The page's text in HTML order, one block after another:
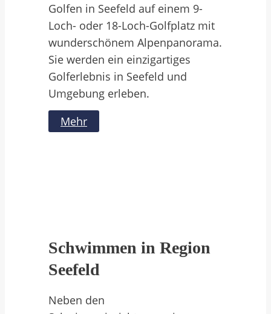
Golfen in Seefeld auf einem 9-
Loch- oder 18-Loch-Golfplatz mit
wunderschönem Alpenpanorama.
Sie werden ein einzigartiges
Golferlebnis in Seefeld und
Umgebung erleben.
Mehr
Schwimmen in Region
Seefeld
Neben den